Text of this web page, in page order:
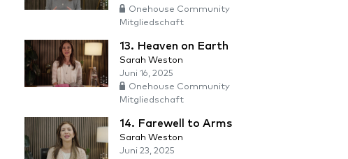
Onehouse Community
Mitgliedschaft
13. Heaven on Earth
Sarah Weston
Juni 16, 2025
Onehouse Community
Mitgliedschaft
14. Farewell to Arms
Sarah Weston
Juni 23, 2025